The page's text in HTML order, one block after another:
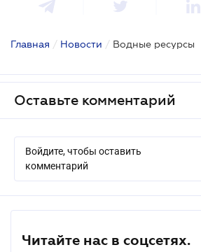
Главная / Новости / Водные ресурсы
Оставьте комментарий
Войдите, чтобы оставить
комментарий
Читайте нас в соцсетях.